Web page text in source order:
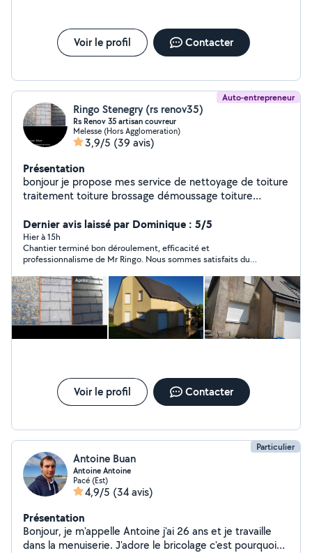
Voir le profil Contacter
Auto-entrepreneur
Ringo Stenegry (rs renov35)
Rs Renov 35 artisan couvreur
Melesse (Hors Agglomeration)
3,9/5 (39 avis)
Présentation
bonjour je propose mes service de nettoyage de toiture
traitement toiture brossage démoussage toiture
fuite étanchéité remplacement gouttière réparation
gouttière nettoyage gouttière et nettoyage de façade
pignon muret dallage également petite maçonnerie
avec facture garantie de 5 à 10 ans
Dernier avis laissé par Dominique : 5/5
Hier à 15h
Chantier terminé bon déroulement, efficacité et
professionnalisme de Mr Ringo. Nous sommes satisfaits du
nous avons eu. Merci Mr Ringo.
Voir le profil Contacter
Particulier
Antoine Buan
Antoine Antoine
Pacé (Est)
4,9/5 (34 avis)
Présentation
Bonjour, je m'appelle Antoine j'ai 26 ans et je travaille
dans la menuiserie. J'adore le bricolage c'est pourquoi